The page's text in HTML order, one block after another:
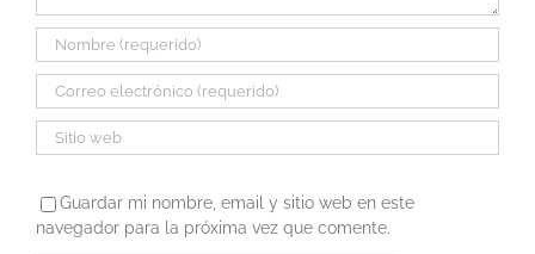
Guardar mi nombre, email y sitio web en este
navegador para la próxima vez que comente.